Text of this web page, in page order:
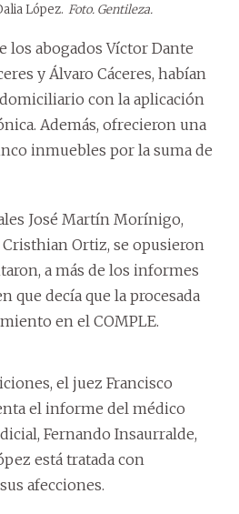
López. Foto. Gentileza.
los abogados Víctor Dante
y Álvaro Cáceres, habían
con la aplicación
Además, ofrecieron una
inmuebles por la suma de
José Martín Morínigo,
Ortiz, se opusieron
a más de los informes
que decía que la procesada
en el COMPLE.
el juez Francisco
el informe del médico
Fernando Insaurralde,
está tratada con
afecciones.